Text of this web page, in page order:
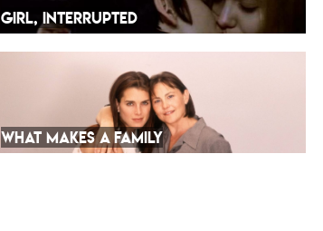
GIRL, INTERRUPTED
WHAT MAKES A FAMILY